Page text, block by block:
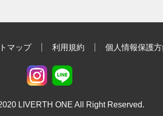
マップ 利用規約 個人情報保護
LIVERTH ONE All Right Reserved.